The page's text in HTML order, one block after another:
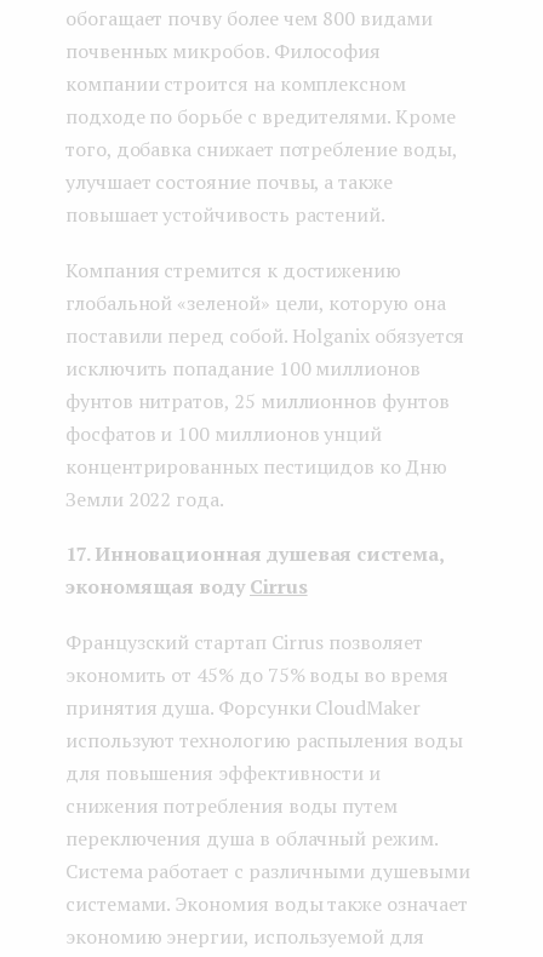
обогащает почву более чем 800 видами
почвенных микробов. Философия
компании строится на комплексном
подходе по борьбе с вредителями. Кроме
того, добавка снижает потребление воды,
улучшает состояние почвы, а также
повышает устойчивость растений.
Компания стремится к достижению
глобальной «зеленой» цели, которую она
поставили перед собой. Holganix обязуется
исключить попадание 100 миллионов
фунтов нитратов, 25 миллионнов фунтов
фосфатов и 100 миллионов унций
концентрированных пестицидов ко Дню
Земли 2022 года.
17. Инновационная душевая система,
экономящая водуCirrus
Французский стартап Cirrus позволяет
экономить от 45% до 75% воды во время
принятия душа. Форсунки CloudMaker
используют технологию распыления воды
для повышения эффективности и
снижения потребления воды путем
переключения душа в облачный режим.
Система работает с различными душевыми
системами. Экономия воды также означает
экономию энергии, используемой для